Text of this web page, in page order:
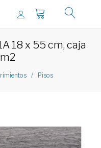
18 x 55 cm, caja
/ Pisos